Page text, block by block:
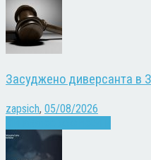
Засуджено диверсанта в
zapsich, 05/08/2026